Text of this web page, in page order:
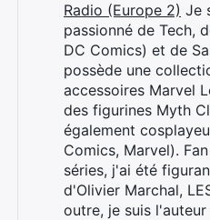
Radio (Europe 2) Je
passionné de Tech,
DC Comics) et de
possède une
accessoires Marvel
des figurines Myth
également
Comics, Marvel).
séries, j'ai été
d'Olivier Marchal,
outre, je suis